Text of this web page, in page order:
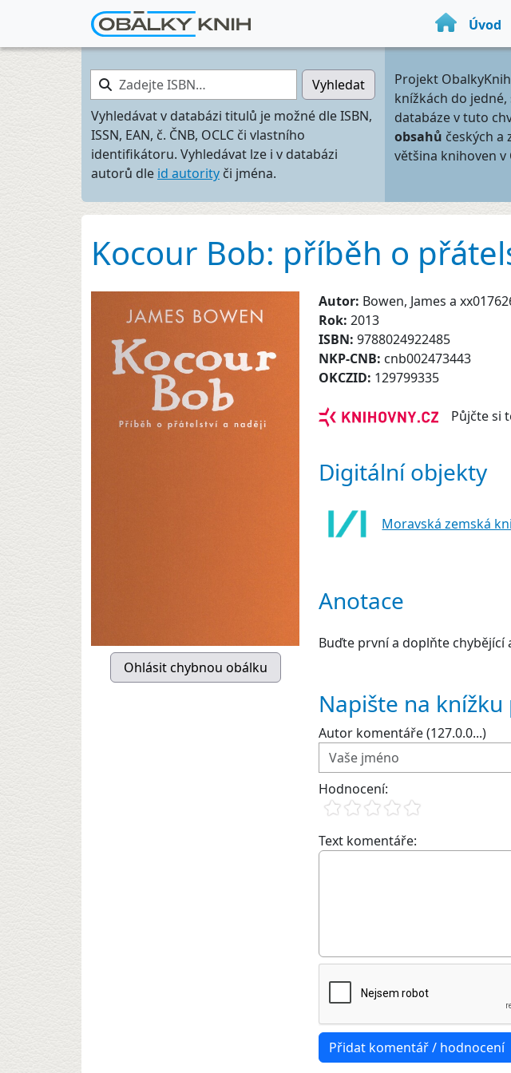
Úvod
Zadejte ISBN…
Vyhledat
Vyhledávat v databázi titulů je možné dle ISBN,
ISSN, EAN, č. ČNB, OCLC či vlastního
identifikátoru. Vyhledávat lze i v databázi
autorů dle id autority či jména.
Projekt
knížkách do
databáze v tuto
obsahů českých a
většina knihoven v
Kocour Bob: příběh o
Autor: Bowen, James a
Rok: 2013
ISBN: 9788024922485
NKP-CNB: cnb002473443
OKCZID: 129799335
Půjčte si
Digitální objekty
Moravská zemská
Anotace
Buďte první a doplňte chybějící
Napište na
Autor komentáře (127.0.0...)
Hodnocení:
Text komentáře: